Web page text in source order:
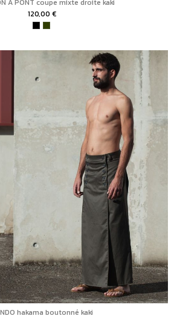
À PONT coupe mixte droite kaki
120,00 €
hakama boutonné kaki